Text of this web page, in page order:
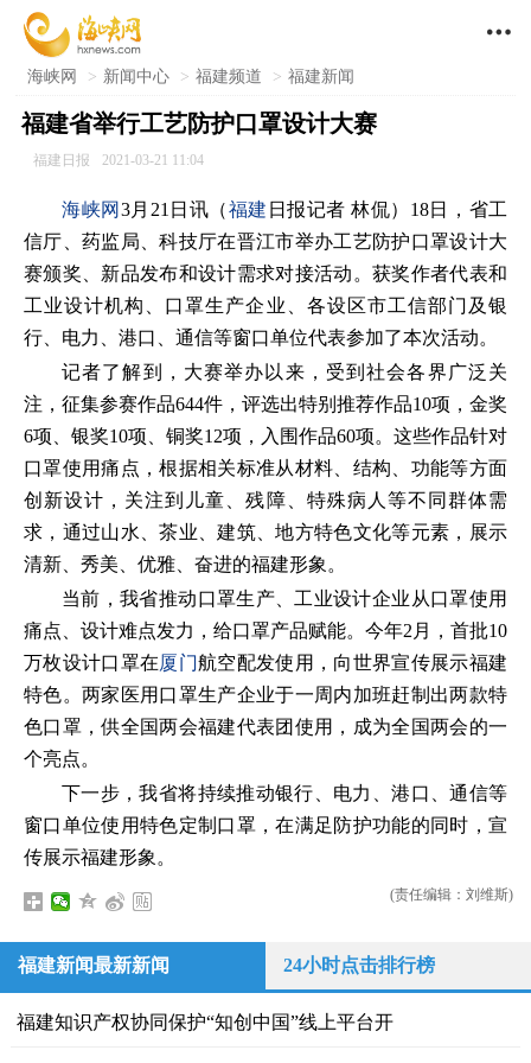

海峡网 > 新闻中心 > 福建频道 > 福建新闻
福建省举行工艺防护口罩设计大赛
福建日报 2021-03-21 11:04
海峡网 3月21日讯（福建 日报记者 林侃）18日，省工
信厅、药监局、科技厅在晋江市举办工艺防护口罩设计大
赛颁奖、新品发布和设计需求对接活动。获奖作者代表和
工业设计机构、口罩生产企业、各设区市工信部门及银
行、电力、港口、通信等窗口单位代表参加了本次活动。
记者了解到，大赛举办以来，受到社会各界广泛关
注，征集参赛作品644件，评选出特别推荐作品10项，金奖
6项、银奖10项、铜奖12项，入围作品60项。这些作品针对
口罩使用痛点，根据相关标准从材料、结构、功能等方面
创新设计，关注到儿童、残障、特殊病人等不同群体需
求，通过山水、茶业、建筑、地方特色文化等元素，展示
清新、秀美、优雅、奋进的福建形象。
当前，我省推动口罩生产、工业设计企业从口罩使用
痛点、设计难点发力，给口罩产品赋能。今年2月，首批10
万枚设计口罩在厦门航空配发使用，向世界宣传展示福建
特色。两家医用口罩生产企业于一周内加班赶制出两款特
色口罩，供全国两会福建代表团使用，成为全国两会的一
个亮点。
下一步，我省将持续推动银行、电力、港口、通信等
窗口单位使用特色定制口罩，在满足防护功能的同时，宣
传展示福建形象。
(责任编辑：刘维斯)
福建新闻最新新闻 24小时点击排行榜
福建知识产权协同保护“知创中国”线上平台开